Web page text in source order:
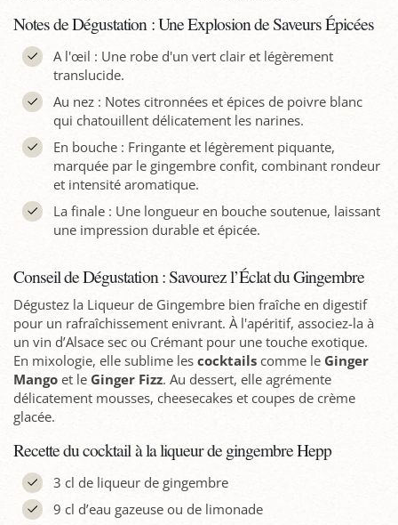
Notes de Dégustation : Une Explosion de Saveurs Épicées
A l'œil : Une robe d'un vert clair et légèrement
translucide.
Au nez : Notes citronnées et épices de poivre blanc
qui chatouillent délicatement les narines.
En bouche : Fringante et légèrement piquante,
marquée par le gingembre confit, combinant rondeur
et intensité aromatique.
La finale : Une longueur en bouche soutenue, laissant
une impression durable et épicée.
Conseil de Dégustation : Savourez l’Éclat du Gingembre
Dégustez la Liqueur de Gingembre bien fraîche en digestif
pour un rafraîchissement enivrant. À l'apéritif, associez-la à
un vin d’Alsace sec ou Crémant pour une touche exotique.
En mixologie, elle sublime les cocktails comme le Ginger
Mango et le Ginger Fizz. Au dessert, elle agrémente
délicatement mousses, cheesecakes et coupes de crème
glacée.
Recette du cocktail à la liqueur de gingembre Hepp
3 cl de liqueur de gingembre
9 cl d’eau gazeuse ou de limonade